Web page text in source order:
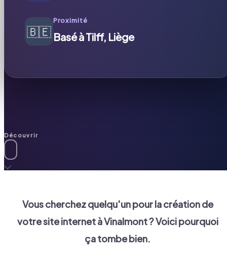
🇧🇪
Proximité
Basé à Tilff, Liège
Découvrir
Vous cherchez quelqu'un pour la création de
votre site internet àVinalmont? Voici pourquoi
ça tombe bien.